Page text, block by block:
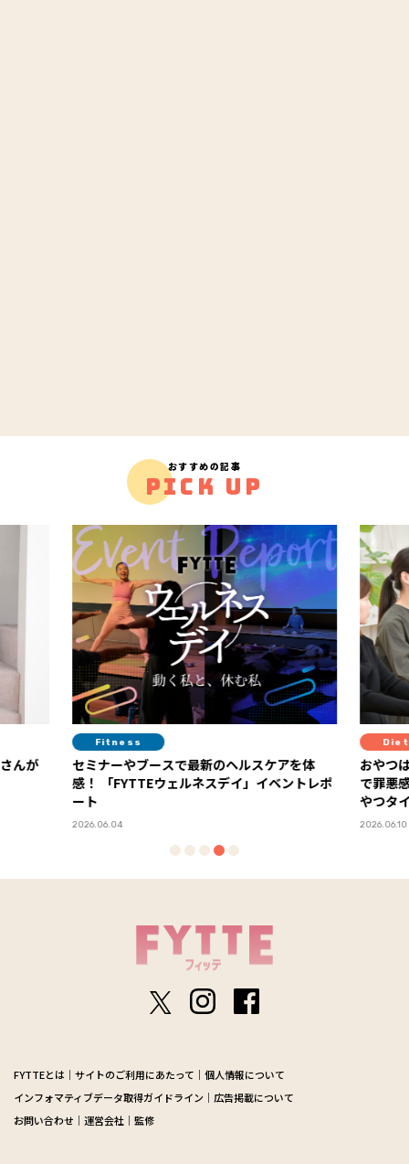
おすすめの記事
PICK UP
体
Diet
おやつはもうガマンしない！ 「ラカントS」
で罪悪感ゼロの甘～い糖質オフスイーツでお
やつタイム
2026.06.10
背中の
ィス【
ー・
FYTTEとは サイトのご利用にあたって
個人情報について
インフォマティブデータ取得ガイドライン
広告掲載について
お問い合わせ
運営会社 監修